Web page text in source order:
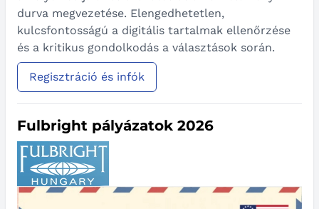
durva megvezetése. Elengedhetetlen,
kulcsfontosságú a digitális tartalmak ellenőrzése
és a kritikus gondolkodás a választások során.
Regisztráció és infók
Fulbright pályázatok 2026